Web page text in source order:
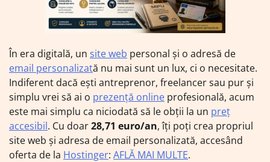
În era digitală, un site web personal și o adresă de
email personalizată nu mai sunt un lux, ci o necesitate.
Indiferent dacă ești antreprenor, freelancer sau pur și
simplu vrei să ai o prezență online profesională, acum
este mai simplu ca niciodată să le obții la un preț
accesibil. Cu doar28,71 euro/an, îți poți crea propriul
site web și adresa de email personalizată, accesând
oferta de la Hostinger: AFLĂ MAI MULTE.